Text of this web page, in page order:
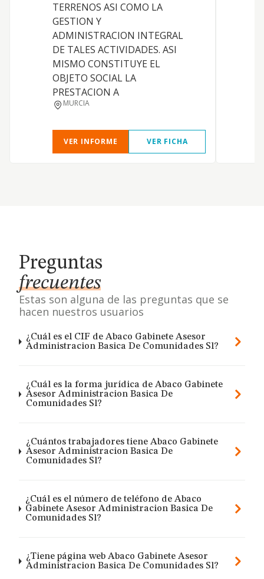
TERRENOS ASI COMO LA
GESTION Y
ADMINISTRACION INTEGRAL
DE TALES ACTIVIDADES. ASI
MISMO CONSTITUYE EL
OBJETO SOCIAL LA
PRESTACION A
MURCIA
VER INFORME VER FICHA
Preguntas
frecuentes
Estas son alguna de las preguntas que se
hacen nuestros usuarios
¿Cuál es el CIF de Abaco Gabinete Asesor
Administracion Basica De Comunidades Sl?
¿Cuál es la forma jurídica de Abaco Gabinete
Asesor Administracion Basica De
Comunidades Sl?
¿Cuántos trabajadores tiene Abaco Gabinete
Asesor Administracion Basica De
Comunidades Sl?
¿Cuál es el número de teléfono de Abaco
Gabinete Asesor Administracion Basica De
Comunidades Sl?
¿Tiene página web Abaco Gabinete Asesor
Administracion Basica De Comunidades Sl?